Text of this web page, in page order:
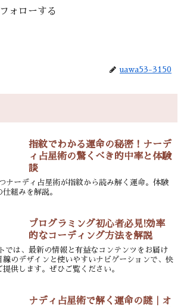
ォローする
uawa53-3150
指紋でわかる運命の秘密！ナーデ
ィ占星術の驚くべき的中率と体験
談
ナーディ占星術が指紋から読み解く運命。体験
組みを解説。
プログラミング初心者必見!効率
的なコーディング方法を解説
では、最新の情報と有益なコンテンツをお届け
線のデザインと使いやすいナビゲーションで、快
供します。ぜひご覧ください。
ナディ占星術で解く運命の謎｜オ